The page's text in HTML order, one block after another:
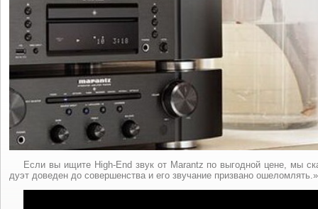
Если вы ищите High-End звук от Marantz по выгодной цене, мы
дуэт доведен до совершенства и его звучание призвано ошеломлять.»